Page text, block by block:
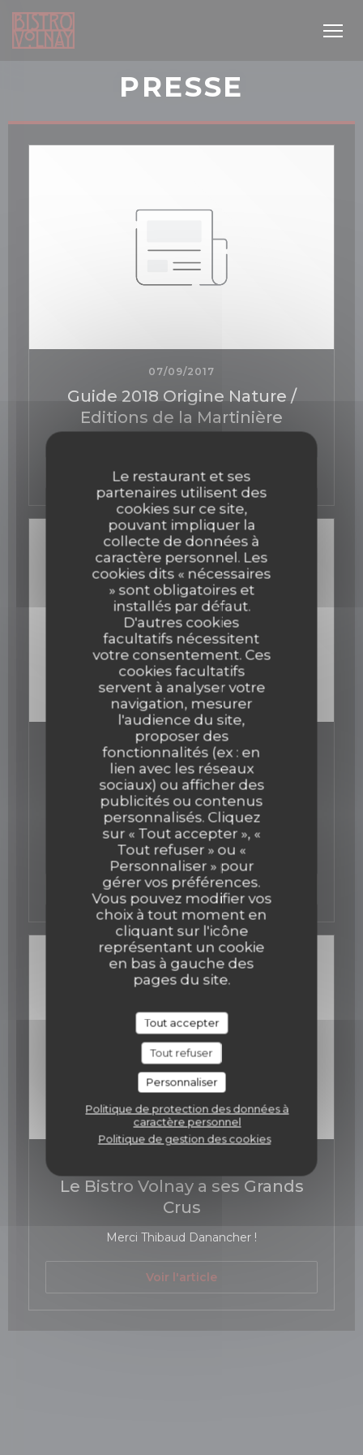
Le restaurant et ses
partenaires utilisent des
cookies sur ce site,
pouvant impliquer la
collecte de données à
caractère personnel. Les
cookies dits « nécessaires
» sont obligatoires et
installés par défaut.
D'autres cookies
facultatifs nécessitent
votre consentement. Ces
cookies facultatifs
servent à analyser votre
navigation, mesurer
l'audience du site,
proposer des
fonctionnalités (ex : en
lien avec les réseaux
sociaux) ou afficher des
publicités ou contenus
personnalisés. Cliquez
sur « Tout accepter », «
Tout refuser » ou «
Personnaliser » pour
gérer vos préférences.
Vous pouvez modifier vos
choix à tout moment en
cliquant sur l'icône
représentant un cookie
en bas à gauche des
pages du site.
Tout accepter
Tout refuser
Personnaliser
Politique de protection des données à
caractère personnel
Politique de gestion des cookies
PRESSE
07/09/2017
Guide 2018 Origine Nature /
Editions de la Martinière
Voir l'article((ouvre une nouvelle
13/07/2017
Alain Senderens, le cuisinier qui
renversa la table.
Je garderai en mémoire les dix années passées
ensemble...
Nous continuerons, à notre niveau, à faire vivre
votre passion pour les poivres.
Merci Stéphane Durand-Souffland de nous avoir
associé à cet hommage.
Lire l'article((ouvre une nouvelle
Le Bistro Volnay a ses Grands
Crus
Merci Thibaud Danancher !
Voir l'article((ouvre une nouvelle